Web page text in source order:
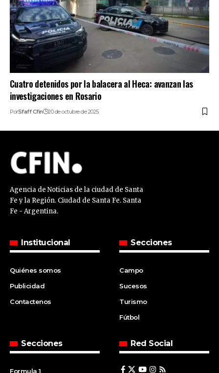
Cuatro detenidos por la balacera al Heca: avanzan las
investigaciones en Rosario
PorSfaff Cfin 20 de octubre de 2025
Agencia de Noticias de la ciudad de Santa
Fe y la Región. Ciudad de Santa Fe. Santa
Fe - Argentina.
Institucional
Quiénes somos
Publicidad
Contactenos
Secciones
Campo
Sucesos
Turismo
Fútbol
Secciones
Formula 1
Red Social